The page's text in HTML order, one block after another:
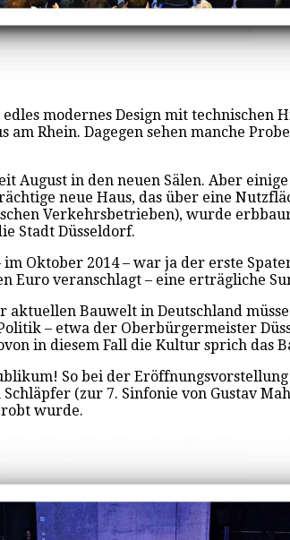
modernes Design mit technischen
am Rhein. Dagegen sehen manche
August in den neuen Sälen. Aber
neue Haus, das über eine
Verkehrsbetrieben), wurde
Stadt Düsseldorf.
Oktober 2014 – war ja der erste
Euro veranschlagt – eine erträgliche
aktuellen Bauwelt in Deutschland
– etwa der Oberbürgermeister
in diesem Fall die Kultur sprich das
So bei der Eröffnungsvorstellung
(zur 7. Sinfonie von Gustav
wurde.